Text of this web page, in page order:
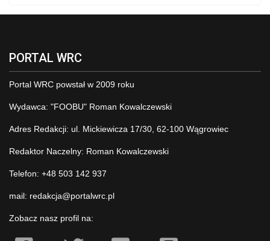
PORTAL WRC
Portal WRC powstał w 2009 roku
Wydawca: "FOOBU" Roman Kowalczewski
Adres Redakcji: ul. Mickiewicza 17/30, 62-100 Wągrowiec
Redaktor Naczelny: Roman Kowalczewski
Telefon: +48 503 142 937
mail: redakcja@portalwrc.pl
Zobacz nasz profil na: